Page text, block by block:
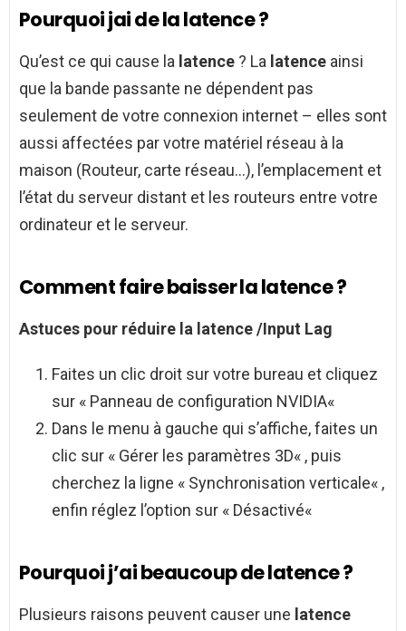
Pourquoi jai de la latence ?
Qu’est ce qui cause la latence ? La latence ainsi
que la bande passante ne dépendent pas
seulement de votre connexion internet – elles sont
aussi affectées par votre matériel réseau à la
maison (Routeur, carte réseau…), l’emplacement et
l’état du serveur distant et les routeurs entre votre
ordinateur et le serveur.
Comment faire baisser la latence ?
Astuces pour réduire la latence/Input Lag
Faites un clic droit sur votre bureau et cliquez
sur « Panneau de configuration NVIDIA«
Dans le menu à gauche qui s’affiche, faites un
clic sur « Gérer les paramètres 3D« , puis
cherchez la ligne « Synchronisation verticale« ,
enfin réglez l’option sur « Désactivé«
Pourquoi j’ai beaucoup de latence ?
Plusieurs raisons peuvent causer une latence